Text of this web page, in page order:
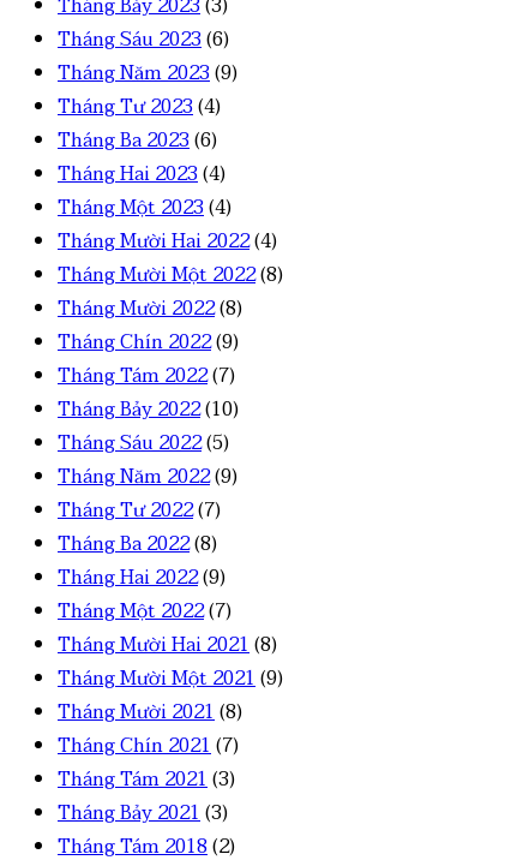
Tháng Sáu 2023(6)
Tháng Năm 2023(9)
Tháng Tư 2023(4)
Tháng Ba 2023(6)
Tháng Hai 2023(4)
Tháng Một 2023(4)
Tháng Mười Hai 2022(4)
Tháng Mười Một 2022(8)
Tháng Mười 2022(8)
Tháng Chín 2022(9)
Tháng Tám 2022(7)
Tháng Bảy 2022(10)
Tháng Sáu 2022(5)
Tháng Năm 2022(9)
Tháng Tư 2022(7)
Tháng Ba 2022(8)
Tháng Hai 2022(9)
Tháng Một 2022(7)
Tháng Mười Hai 2021(8)
Tháng Mười Một 2021(9)
Tháng Mười 2021(8)
Tháng Chín 2021(7)
Tháng Tám 2021(3)
Tháng Bảy 2021(3)
Tháng Tám 2018(2)